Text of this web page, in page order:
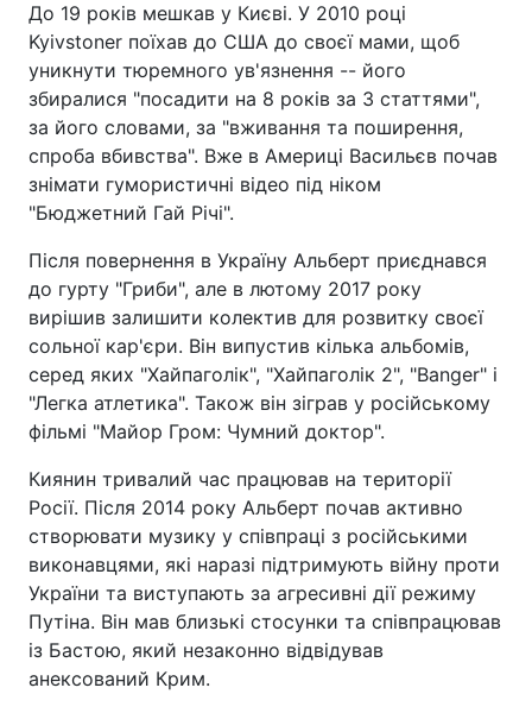
До 19 років мешкав у Києві. У 2010 році
Kyivstoner поїхав до США до своєї мами, щоб
уникнути тюремного ув'язнення -- його
збиралися "посадити на 8 років за 3 статтями",
за його словами, за "вживання та поширення,
спроба вбивства". Вже в Америці Васильєв почав
знімати гумористичні відео під ніком
"Бюджетний Гай Річі".
Після повернення в Україну Альберт приєднався
до гурту "Гриби", але в лютому 2017 року
вирішив залишити колектив для розвитку своєї
сольної кар'єри. Він випустив кілька альбомів,
серед яких "Хайпаголік", "Хайпаголік 2", "Banger" і
"Легка атлетика". Також він зіграв у російському
фільмі "Майор Гром: Чумний доктор".
Киянин тривалий час працював на території
Росії. Після 2014 року Альберт почав активно
створювати музику у співпраці з російськими
виконавцями, які наразі підтримують війну проти
України та виступають за агресивні дії режиму
Путіна. Він мав близькі стосунки та співпрацював
із Бастою, який незаконно відвідував
анексований Крим.